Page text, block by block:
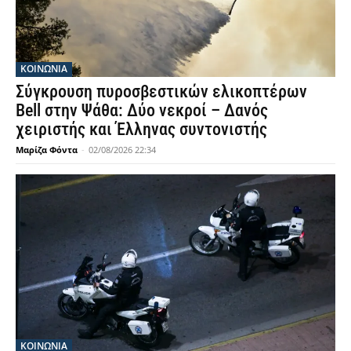
ΚΟΙΝΩΝΙΑ
Σύγκρουση πυροσβεστικών ελικοπτέρων
Bell στην Ψάθα: Δύο νεκροί – Δανός
χειριστής και Έλληνας συντονιστής
Μαρίζα Φόντα - 02/08/2026 22:34
ΚΟΙΝΩΝΙΑ